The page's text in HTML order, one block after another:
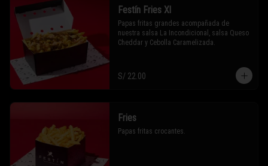
Festín Fries Xl
Papas fritas grandes acompañada de
nuestra salsa La Incondicional, salsa Queso
Cheddar y Cebolla Caramelizada.
S/ 22.00
Fries
Papas fritas crocantes.